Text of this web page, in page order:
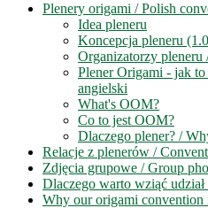
Plenery origami / Polish
Idea pleneru
Koncepcja pleneru
Organizatorzy pleneru
Plener Origami - jak to
angielski
What's OOM?
Co to jest OOM?
Dlaczego plener? /
Relacje z plenerów /
Zdjęcia grupowe / Group
Dlaczego warto wziąć
Why our origami convention